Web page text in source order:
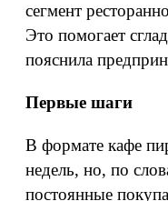
сегмент
Это помогает
пояснила
Первые шаги
В формате кафе
недель, но, по
постоянные